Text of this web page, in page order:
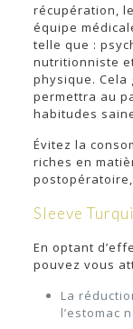
récupération,
équipe
telle que :
nutritionniste
physique.
permettra au
habitudes
Évitez la
riches en
Sleeve
En optant
pouvez vous
La
l’estomac